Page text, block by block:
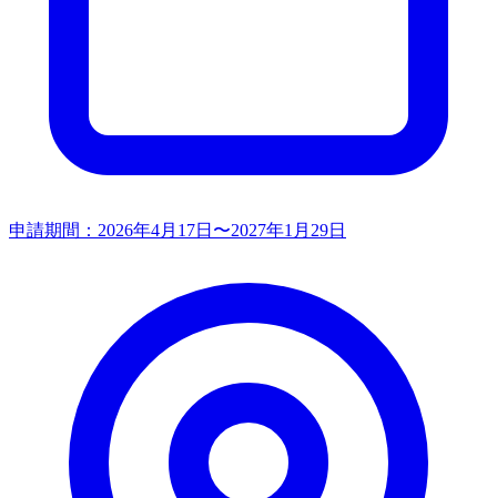
申請期間： 2026年4月17日〜2027年1月29日